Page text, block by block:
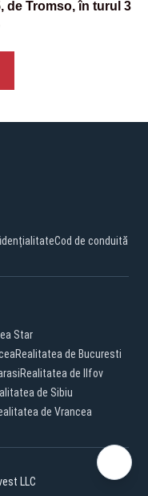
de Tromso, în turul 3
Cod de conduită
Star
Realitatea de Bucuresti
Realitatea de Ilfov
de Sibiu
de Vrancea
LLC